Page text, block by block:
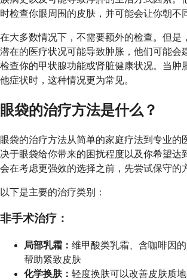
时检查你眼周围的皮肤，并可能会让你朝不
在大多数情况下，不需要额外的检查。但是
潜在的医疗状况可能导致肿胀，他们可能会
检查你的甲状腺功能或肾脏健康状况。当肿
他症状时，这种情况更为常见。
眼袋的治疗方法是什么？
眼袋的治疗方法从简单的家庭疗法到专业的
决于眼袋给你带来的困扰程度以及你希望达
会在考虑更强效的选择之前，先尝试保守的
以下是主要的治疗类别：
非手术治疗：
局部乳霜： 维甲酸类乳霜、含咖啡因
帮助紧致皮肤
化学换肤： 轻度换肤可以改善皮肤质